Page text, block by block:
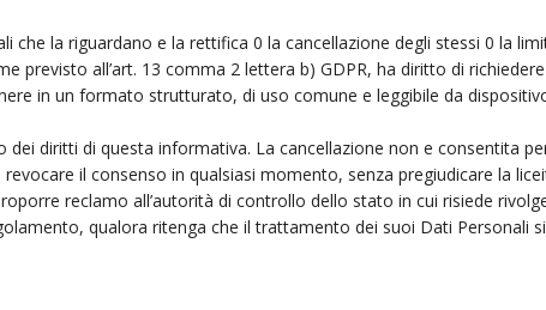
la riguardano e la rettifica 0 la cancellazione degli stessi 0 la
all’art. 13 comma 2 lettera b) GDPR, ha diritto di
in un formato strutturato, di uso comune e leggibile da
diritti di questa informativa. La cancellazione non e consentita
il consenso in qualsiasi momento, senza pregiudicare la
reclamo all’autorità di controllo dello stato in cui risiede
qualora ritenga che il trattamento dei suoi Dati Personali